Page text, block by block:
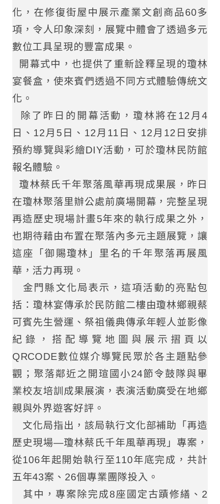
化，在修復街屋中展示產業文創商品60多
項，令人印象深刻，展覽中體會了透過多元
數位工具呈現的豐富成果。
開幕式中，也提供了重新詮釋呈現的瓊林
宴餐盒，使來賓們透過不同方式體驗傳統文
化。
除了昨日的開幕活動，瓊林將在12月4
日、12月5日、12月11日、12月12日安排
預約導覽與彩繪DIY活動，可於瓊林民防館
報名體驗。
瓊林蔡氏千年聚落風華再現成果展，昨日
在瓊林聚落里辦公處前廣場開幕，完整呈現
再造歷史現場計畫5年來的執行成果之外，
也期待藉由布置在聚落內多元主題展覽，讓
這座「御賜瓊林」里名的千年聚落再展風
華，活力再現。
金門縣文化局表示，這項活動的亮點包
括：瓊林宴傳承於民防館二樓由瓊林鄉親蔡
可賓先生營運、祭祖儀典傳承年輕人並影像
紀錄，搭配導覽地圖與展示摺頁以
QRCODE數位媒介導覽民眾於各主題點參
觀；聚落鄰近之開瑄國小24節令鼓隊與畢
業校友培訓成果展演，表演活動廣受在地鄉
親與外界遊客好評。
文化局指出，該局執行文化部補助「再造
歷史現場—瓊林蔡氏千年風華再現」專案，
從106年起開始執行至110年底完成，共計
五年43案、26個專業團隊投入。
其中，專案除完成8座國定古蹟修繕、2